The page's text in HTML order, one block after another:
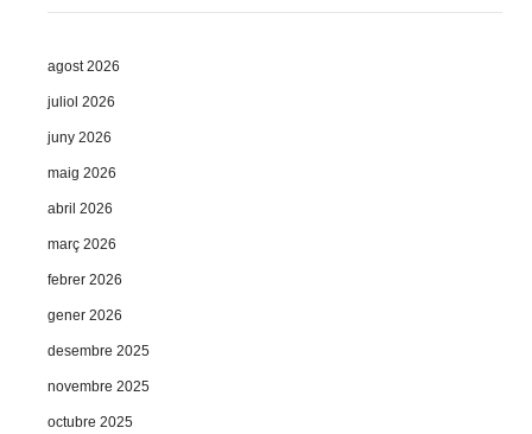
agost 2026
juliol 2026
juny 2026
maig 2026
abril 2026
març 2026
febrer 2026
gener 2026
desembre 2025
novembre 2025
octubre 2025